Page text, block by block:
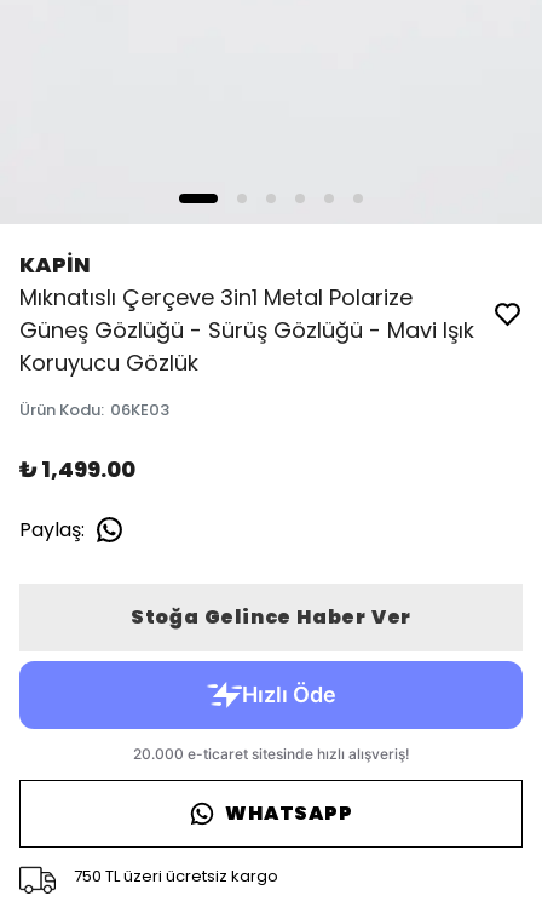
KAPİN
Mıknatıslı Çerçeve 3in1 Metal Polarize
Güneş Gözlüğü - Sürüş Gözlüğü - Mavi Işık
Koruyucu Gözlük
Ürün Kodu: 06KE03
₺ 1,499.00
Paylaş:
Stoğa Gelince Haber Ver
WHATSAPP
750 TL üzeri ücretsiz kargo